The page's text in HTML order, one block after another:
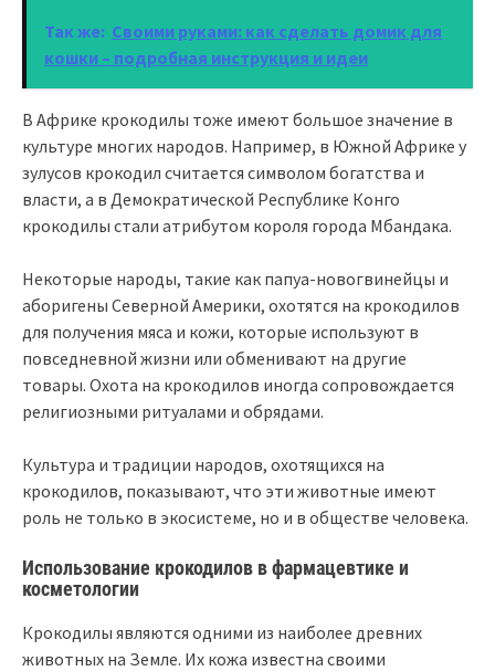
Так же: Своими руками: как сделать домик для
кошки – подробная инструкция и идеи
В Африке крокодилы тоже имеют большое значение в
культуре многих народов. Например, в Южной Африке у
зулусов крокодил считается символом богатства и
власти, а в Демократической Республике Конго
крокодилы стали атрибутом короля города Мбандака.
Некоторые народы, такие как папуа-новогвинейцы и
аборигены Северной Америки, охотятся на крокодилов
для получения мяса и кожи, которые используют в
повседневной жизни или обменивают на другие
товары. Охота на крокодилов иногда сопровождается
религиозными ритуалами и обрядами.
Культура и традиции народов, охотящихся на
крокодилов, показывают, что эти животные имеют
роль не только в экосистеме, но и в обществе человека.
Использование крокодилов в фармацевтике и
косметологии
Крокодилы являются одними из наиболее древних
животных на Земле. Их кожа известна своими